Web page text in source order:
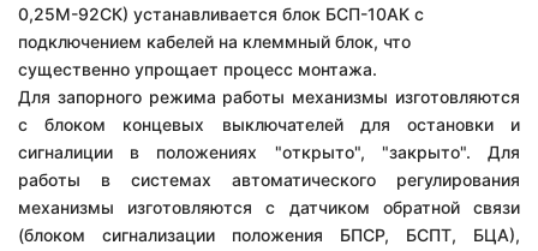
0,25М-92СК) устанавливается блок БСП-10АК с
подключением кабелей на клеммный блок, что
существенно упрощает процесс монтажа.
Для запорного режима работы механизмы изготовляются
с блоком концевых выключателей для остановки и
сигналиции в положениях "открыто", "закрыто". Для
работы в системах автоматического регулирования
механизмы изготовляются с датчиком обратной связи
(блоком сигнализации положения БПСР, БСПТ, БЦА),